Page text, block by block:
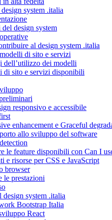
system .italia
design system
al design system .italia
di sito e servizi
dell’utilizzo dei modelli
di sito e servizi disponibili
responsivo e accessibile
enhancement e Graceful
allo sviluppo del software
le feature disponibili con Can I
e risorse per CSS e JavaScript
browser
le prestazioni
system .italia
Bootstrap Italia
React